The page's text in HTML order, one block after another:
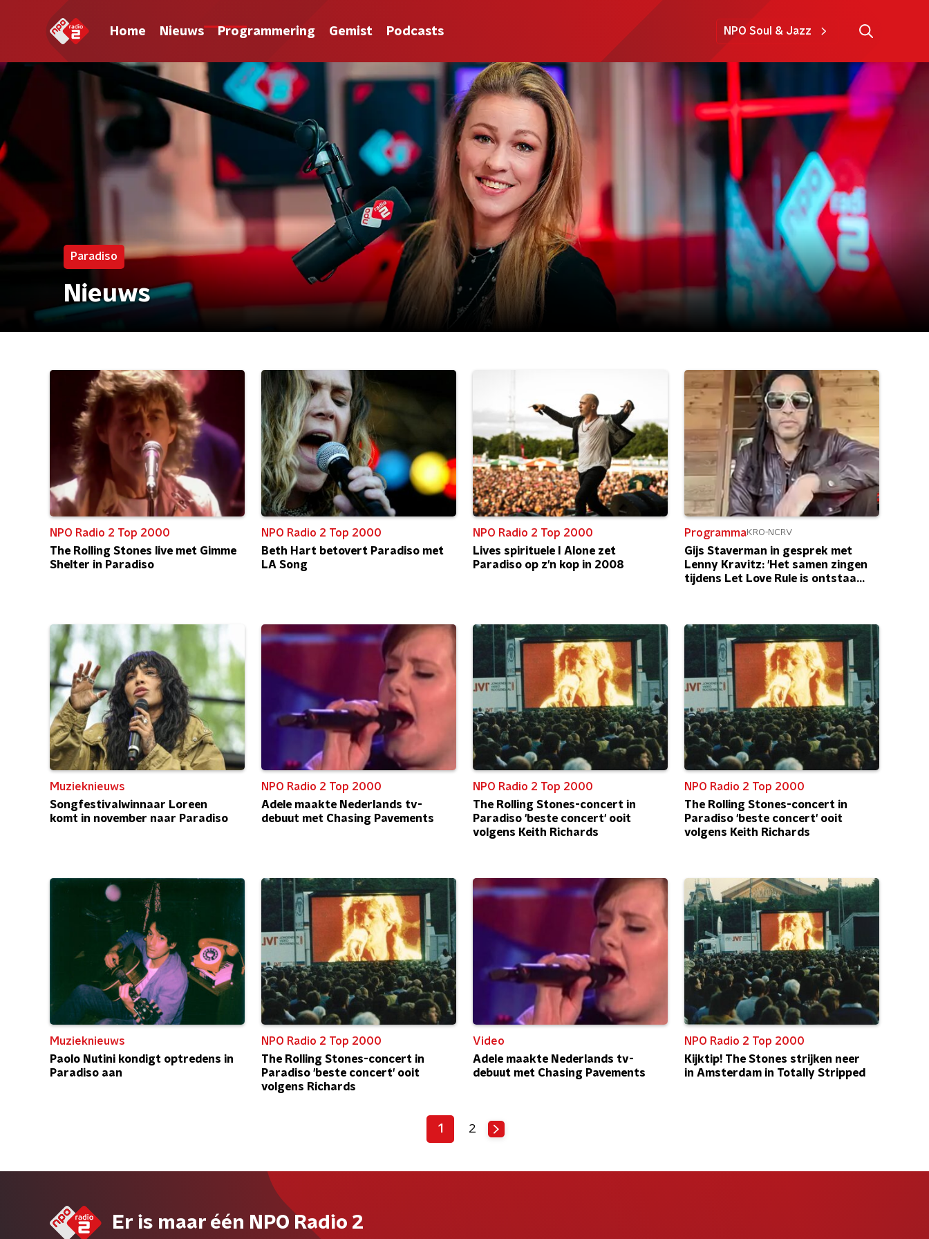
Home Nieuws Programmering Gemist Podcasts NPO Soul & Jazz
Paradiso
Nieuws
NPO Radio 2 Top 2000
The Rolling Stones live met Gimme
Shelter in Paradiso
NPO Radio 2 Top 2000
Beth Hart betovert Paradiso met
LA Song
NPO Radio 2 Top 2000
Lives spirituele I Alone zet
Paradiso op z'n kop in 2008
ProgrammaKRO-NCRV
Gijs Staverman in gesprek met
Lenny Kravitz: 'Het samen zingen
tijdens Let Love Rule is ontstaan
Muzieknieuws
Songfestivalwinnaar Loreen
komt in november naar Paradiso
NPO Radio 2 Top 2000
Adele maakte Nederlands tv-
debuut met Chasing Pavements
NPO Radio 2 Top 2000
The Rolling Stones-concert in
Paradiso 'beste concert' ooit
volgens Keith Richards
NPO Radio 2 Top 2000
The Rolling Stones-concert in
Paradiso 'beste concert' ooit
volgens Keith Richards
Muzieknieuws
Paolo Nutini kondigt optredens in
Paradiso aan
NPO Radio 2 Top 2000
The Rolling Stones-concert in
Paradiso 'beste concert' ooit
volgens Richards
Video
Adele maakte Nederlands tv-
debuut met Chasing Pavements
NPO Radio 2 Top 2000
Kijktip! The Stones strijken neer
in Amsterdam in Totally Stripped
1 2
Er is maar één NPO Radio 2